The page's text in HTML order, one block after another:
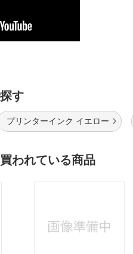
す
プリンターインク イエロー
われている商品